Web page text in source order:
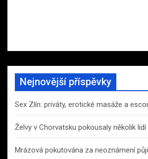
Nejnovější příspěvky
Sex Zlín: priváty, erotické masáže a
Želvy v Chorvatsku pokousaly několik lidí
Mrázová pokutována za neoznámení